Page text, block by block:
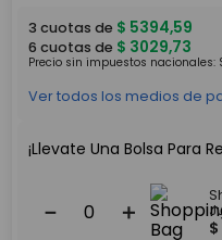
3 cuotas de $ 5394,59
6 cuotas de $ 3029,73
Precio sin impuestos nacionales:
Ver todos los medios de
¡Llevate Una Bolsa Para
＋
－
$